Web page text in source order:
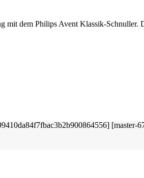
dem Philips Avent Klassik-Schnuller.